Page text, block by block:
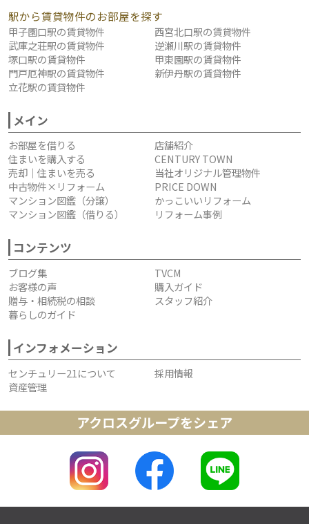
駅から賃貸物件のお部屋を探す
甲子園口駅の賃貸物件
西宮北口駅の賃貸物件
武庫之荘駅の賃貸物件
逆瀬川駅の賃貸物件
塚口駅の賃貸物件
甲東園駅の賃貸物件
門戸厄神駅の賃貸物件
新伊丹駅の賃貸物件
立花駅の賃貸物件
メイン
お部屋を借りる
店舗紹介
住まいを購入する
CENTURY TOWN
売却｜住まいを売る
当社オリジナル管理物件
中古物件×リフォーム
PRICE DOWN
マンション図鑑（分譲）
かっこいいリフォーム
マンション図鑑（借りる）
リフォーム事例
コンテンツ
ブログ集
TVCM
お客様の声
購入ガイド
贈与・相続税の相談
スタッフ紹介
暮らしのガイド
インフォメーション
センチュリー21について
採用情報
資産管理
アクロスグループをシェア